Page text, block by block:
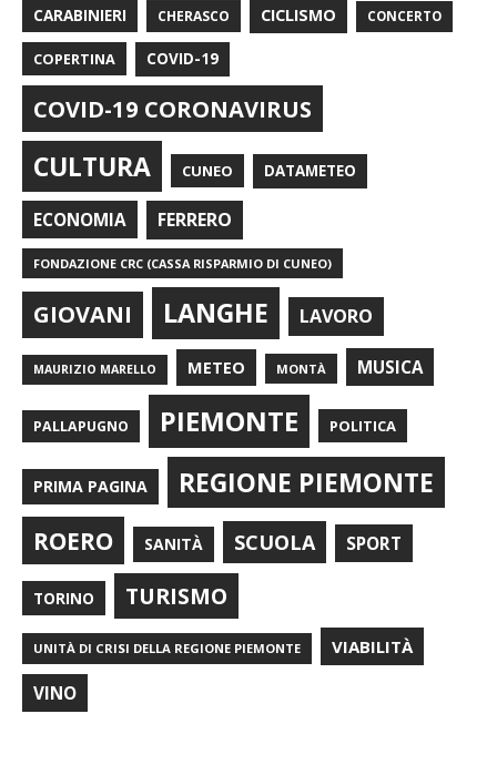
CARABINIERI CHERASCO CICLISMO CONCERTO
COPERTINA COVID-19
COVID-19 CORONAVIRUS
CULTURA CUNEO DATAMETEO
ECONOMIA FERRERO
FONDAZIONE CRC (CASSA RISPARMIO DI CUNEO)
GIOVANI LANGHE LAVORO
MAURIZIO MARELLO METEO MONTÀ MUSICA
PALLAPUGNO PIEMONTE POLITICA
PRIMA PAGINA REGIONE PIEMONTE
ROERO SANITÀ SCUOLA SPORT
TORINO TURISMO
UNITÀ DI CRISI DELLA REGIONE PIEMONTE VIABILITÀ
VINO